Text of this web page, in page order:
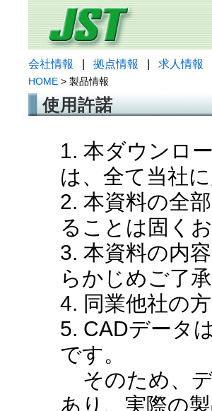
会社情報 拠点情報 求人情報
HOME > 製品情報
使用許諾
1. 本ダウンロ
は、全て当社
2. 本資料の全
ることは固く
3. 本資料の内
らかじめご了
4. 同業他社の
5. CADデータ
です。
そのため、デ
あり、実際の